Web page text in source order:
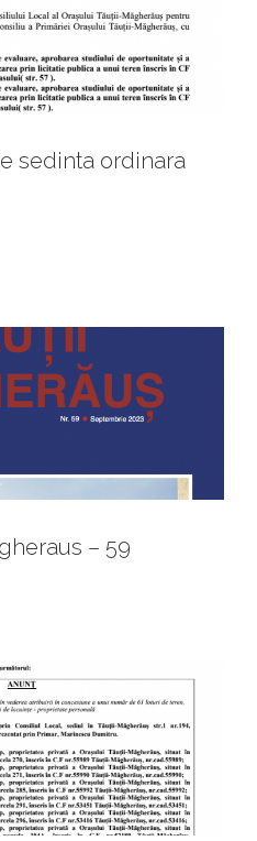
sedinta ordinara
– 59